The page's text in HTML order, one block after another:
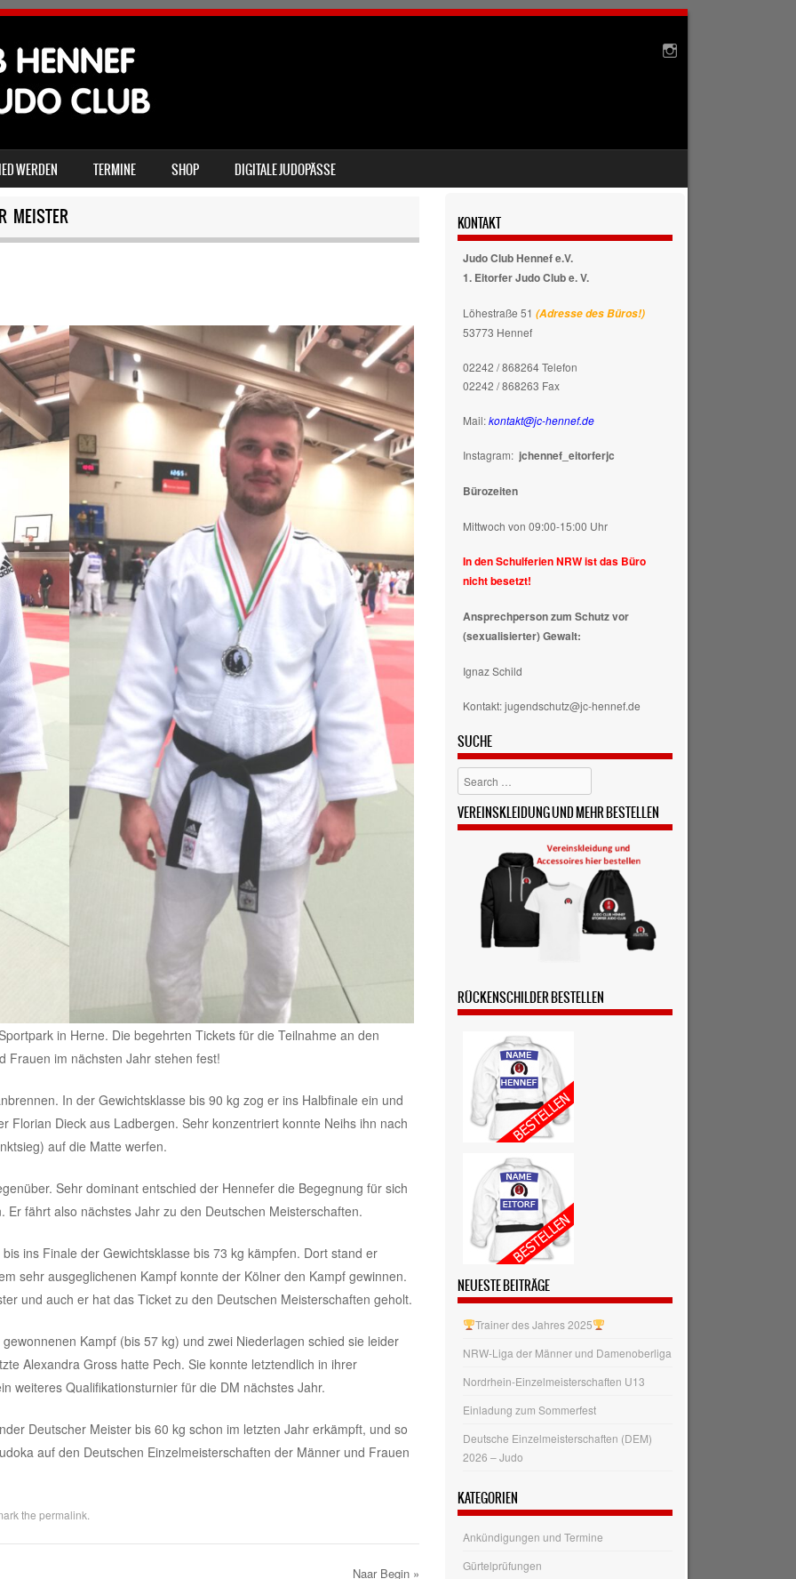
WERDEN TERMINE SHOP DIGITALE JUDOPÄSSE
MEISTER
in Herne. Die begehrten Tickets für die Teilnahme an den
Frauen im nächsten Jahr stehen fest!
In der Gewichtsklasse bis 90 kg zog er ins Halbfinale ein und
Florian Dieck aus Ladbergen. Sehr konzentriert konnte Neihs ihn nach
auf die Matte werfen.
Sehr dominant entschied der Hennefer die Begegnung für sich
fährt also nächstes Jahr zu den Deutschen Meisterschaften.
ins Finale der Gewichtsklasse bis 73 kg kämpfen. Dort stand er
sehr ausgeglichenen Kampf konnte der Kölner den Kampf gewinnen.
und auch er hat das Ticket zu den Deutschen Meisterschaften geholt.
Kampf (bis 57 kg) und zwei Niederlagen schied sie leider
Alexandra Gross hatte Pech. Sie konnte letztendlich in ihrer
weiteres Qualifikationsturnier für die DM nächstes Jahr.
Deutscher Meister bis 60 kg schon im letzten Jahr erkämpft, und so
auf den Deutschen Einzelmeisterschaften der Männer und Frauen
the permalink
KONTAKT
Judo Club Hennef e.V.
1. Eitorfer Judo Club e. V.
Löhestraße 51 (Adresse des Büros!)
53773 Hennef
02242 / 868264 Telefon
02242 / 868263 Fax
Mail:kontakt@jc-hennef.de
Instagram: jchennef_eitorferjc
Bürozeiten
Mittwoch von 09:00-15:00 Uhr
In den Schulferien NRW ist das Büro
nicht besetzt!
Ansprechperson zum Schutz vor
(sexualisierter) Gewalt:
Ignaz Schild
Kontakt: jugendschutz@jc-hennef.de
SUCHE
Search
VEREINSKLEIDUNG UND MEHR BESTELLEN
RÜCKENSCHILDER BESTELLEN
NEUESTE BEITRÄGE
Trainer des Jahres 2025
NRW‑Liga der Männer und Damenoberliga
Nordrhein-Einzelmeisterschaften U13
Einladung zum Sommerfest
Deutsche Einzelmeisterschaften (DEM)
2026 – Judo
KATEGORIEN
Ankündigungen und Termine
Gürtelprüfungen